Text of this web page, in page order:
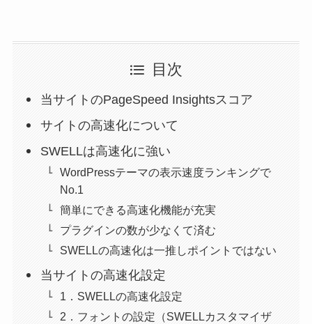
目次
当サイトのPageSpeed Insightsスコア
サイトの高速化について
SWELLは高速化に強い
WordPressテーマの表示速度ランキングで
No.1
簡単にできる高速化機能が充実
プラグインの数が少なくて済む
SWELLの高速化は一推しポイントではない
当サイトの高速化設定
1．SWELLの高速化設定
2．フォントの設定（SWELLカスタマイザ